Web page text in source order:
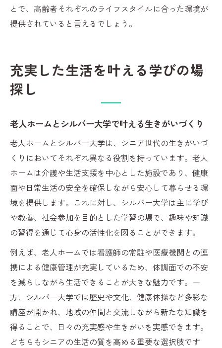
とで、高齢者それぞれのライフスタイルに合った環境が
提供されていると言えるでしょう。
充実した生活を叶える学びの場
探し
老人ホームとシルバー大学で叶える生きがいづくり
老人ホームとシルバー大学は、シニア世代の生きがいづ
くりにおいてそれぞれ異なる役割を持っています。老人
ホームは介護や生活支援を中心とした施設であり、健康
面や日常生活の安全を確保しながら安心して暮らせる環
境を提供します。これに対し、シルバー大学は主に学び
や教養、社会参加を目的とした学習の場で、趣味や知識
の習得を通じて心身の活性化を図ることができます。
例えば、老人ホームでは看護師の常駐や医療機関との連
携による健康管理が充実しているため、体調面での不安
を減らしながら生活できることが大きな魅力です。一
方、シルバー大学では歴史や文化、健康体操など多彩な
講座が開かれ、地域の仲間と交流しながら新たな知識を
得ることで、日々の充実感や生きがいを実感できます。
どちらもシニアの生活の質を高める重要な選択肢です